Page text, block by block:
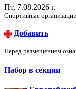
Пт, 7.08.2026 г.
Спортивные
Добавить
Перед размещением
Набор в секции